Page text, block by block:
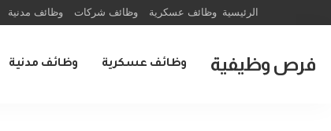
الرئيسية وظائف عسكرية وظائف شركات وظائف مدنية
فرص وظيفية وظائف عسكرية وظائف مدنية